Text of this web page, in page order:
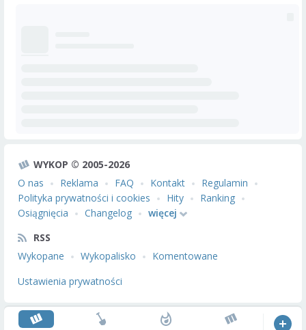
WYKOP © 2005-2026
O nas
Reklama FAQ Kontakt
Regulamin
Polityka prywatności i cookies
Hity
Ranking
Osiągnięcia
Changelog
więcej
RSS
Wykopane
Wykopalisko
Komentowane
Ustawienia prywatności